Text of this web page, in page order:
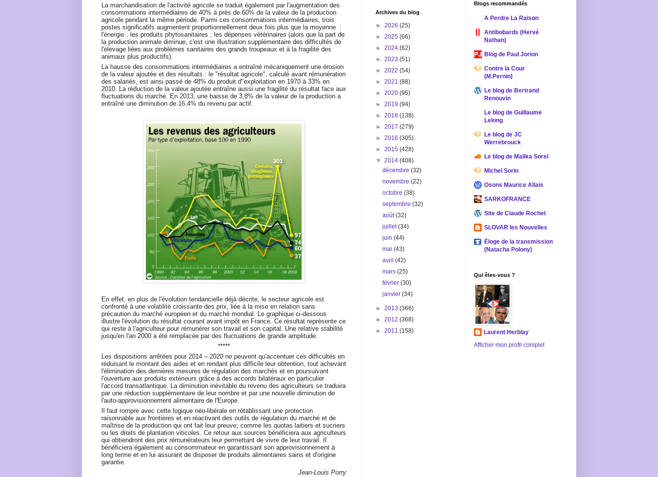
La marchandisation de l'activité agricole se traduit également par l'augmentation des
consommations intermédiaires de 40% à près de 60% de la valeur de la production
agricole pendant la même période. Parmi ces consommations intermédiaires, trois
postes significatifs augmentent proportionnellement deux fois plus que la moyenne :
l'énergie ; les produits phytosanitaires ; les dépenses vétérinaires (alors que la part de
la production animale diminue, c'est une illustration supplémentaire des difficultés de
l'élevage liées aux problèmes sanitaires des grands troupeaux et à la fragilité des
animaux plus productifs).
La hausse des consommations intermédiaires a entraîné mécaniquement une érosion
de la valeur ajoutée et des résultats : le "résultat agricole", calculé avant rémunération
des salariés, est ainsi passé de 48% du produit d"exploitation en 1970 à 33% en
2010. La réduction de la valeur ajoutée entraîne aussi une fragilité du résultat face aux
fluctuations du marché. En 2013, une baisse de 3,8% de la valeur de la production a
entraîné une diminution de 16,4% du revenu par actif.
En effet, en plus de l'évolution tendancielle déjà décrite, le secteur agricole est
confronté à une volatilité croissante des prix, liée à la mise en relation sans
précaution du marché européen et du marché mondial. Le graphique ci-dessous
illustre l'évolution du résultat courant avant impôt en France. Ce résultat représente ce
qui reste à l'agriculteur pour rémunérer son travail et son capital. Une relative stabilité
jusqu'en l'an 2000 a été remplacée par des fluctuations de grande amplitude.
*****
Les dispositions arrêtées pour 2014 – 2020 ne peuvent qu'accentuer ces difficultés en
réduisant le montant des aides et en rendant plus difficile leur obtention, tout achevant
l'élimination des dernières mesures de régulation des marchés et en poursuivant
l'ouverture aux produits extérieurs grâce à des accords bilatéraux en particulier
l'accord transatlantique. La diminution inévitable du revenu des agriculteurs se traduira
par une réduction supplémentaire de leur nombre et par une nouvelle diminution de
l'auto-approvisionnement alimentaire de l'Europe.
Il faut rompre avec cette logique néo-libérale en rétablissant une protection
raisonnable aux frontières et en réactivant des outils de régulation du marché et de
maîtrise de la production qui ont fait leur preuve, comme les quotas laitiers et sucriers
ou les droits de plantation viticoles. Ce retour aux sources bénéficiera aux agriculteurs
qui obtiendront des prix rémunérateurs leur permettant de vivre de leur travail. Il
bénéficiera également au consommateur en garantissant son approvisionnement à
long terme et en lui assurant de disposer de produits alimentaires sains et d'origine
garantie.
Jean-Louis Porry
Archives du blog
► 2026 (25)
► 2025 (66)
► 2024 (62)
► 2023 (51)
► 2022 (54)
► 2021 (88)
► 2020 (95)
► 2019 (94)
► 2018 (138)
► 2017 (279)
► 2016 (305)
► 2015 (428)
▼ 2014 (408)
décembre(32)
novembre(22)
octobre(38)
septembre(32)
août(32)
juillet(34)
juin(44)
mai(43)
avril(42)
mars(25)
février(30)
janvier(34)
► 2013 (366)
► 2012 (368)
► 2011 (158)
Blogs recommandés
A Perdre La Raison
Antibobards (Hervé
Nathan)
Blog de Paul Jorion
Contre la Cour
(M.Pernin)
Le blog de Bertrand
Renouvin
Le blog de Guillaume
Lelong
Le blog de JC
Werrebrouck
Le blog de Malika Sorel
Michel Sorin
Osons Maurice Allais
SARKOFRANCE
Site de Claude Rochet
SLOVAR les Nouvelles
Éloge de la transmission
(Natacha Polony)
Qui êtes-vous ?
Laurent Herblay
Afficher mon profil complet